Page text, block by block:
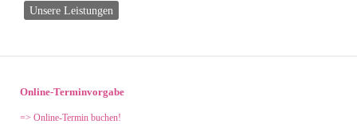
Unsere Leistungen
Online-Terminvorgabe
=> Online-Termin buchen!